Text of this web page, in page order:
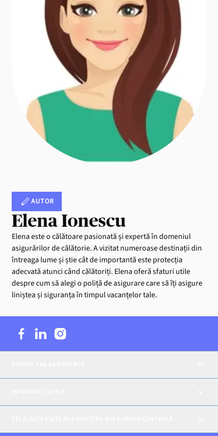
AUTOR
Elena Ionescu
Elena este o călătoare pasionată și expertă în domeniul
asigurărilor de călătorie. A vizitat numeroase destinații din
întreaga lume și știe cât de importantă este protecția
adecvată atunci când călătoriți. Elena oferă sfaturi utile
despre cum să alegi o poliță de asigurare care să îți asigure
liniștea și siguranța în timpul vacanțelor tale.